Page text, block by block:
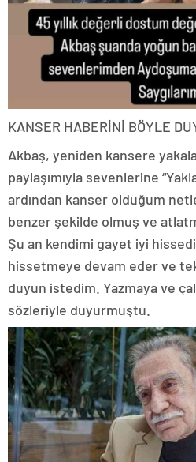
KANSER HABERİNİ BÖYLE
Akbaş, yeniden kansere
paylaşımıyla sevenlerine
ardından kanser olduğum
benzer şekilde olmuş ve
Şu an kendimi gayet iyi
hissetmeye devam eder ve
duyun istedim. Yazmaya ve
sözleriyle duyurmuştu.